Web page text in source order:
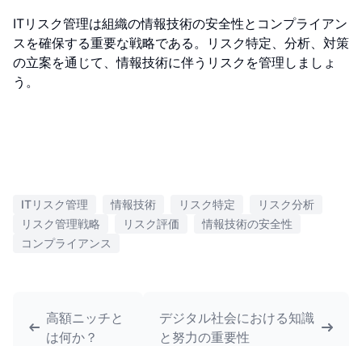
ITリスク管理は組織の情報技術の安全性とコンプライアン
スを確保する重要な戦略である。リスク特定、分析、対策
の立案を通じて、情報技術に伴うリスクを管理しましょ
う。
ITリスク管理 情報技術 リスク特定
リスク分析
リスク管理戦略
リスク評価
情報技術の安全性
コンプライアンス
高額ニッチと
は何か？
デジタル社会における知識
と努力の重要性